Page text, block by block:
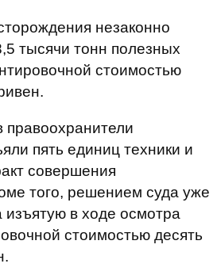
незаконно
тысячи тонн полезных
стоимостью
пять единиц техники и
совершения
того, решением суда уже
в ходе осмотра
стоимостью десять